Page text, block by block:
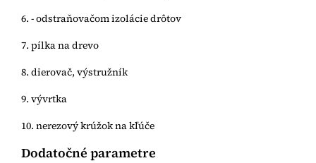
6. - odstraňovačom izolácie drôtov
7. pílka na drevo
8. dierovač, výstružník
9. vývrtka
10. nerezový krúžok na kľúče
Dodatočné parametre